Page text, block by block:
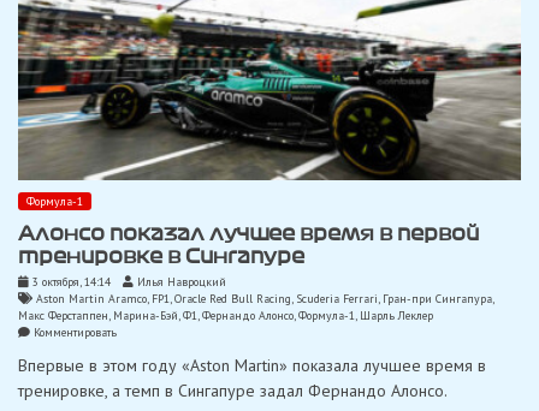
Формула-1
Алонсо показал лучшее время в первой
тренировке в Сингапуре
3 октября, 14:14
Илья Навроцкий
Aston Martin Aramco, FP1,Oracle Red Bull Racing, Scuderia Ferrari, Гран-при Сингапура
Макс Ферстаппен, Марина-Бэй,Ф1,Фернандо Алонсо,Формула-1, Шарль Леклер
Комментироватьon
показал
время
Впервые в этом году «Aston Martin» показала лучшее время в
тренировке, а темп в Сингапуре задал Фернандо Алонсо.